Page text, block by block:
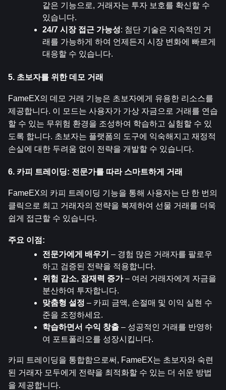
같은 기능으로, 거래자는 투자 보호를 확신할 수
있습니다.
24/7 시장 접근 가능성: 첨단 기술은 지속적인 거
래를 가능하게 하여 언제든지 시장 변화에 빠르게
대응할 수 있습니다.
5. 초보자를 위한 데모 거래
FameEX의 데모 거래 기능은 초보자에게 유용한 리소스를
제공합니다. 이 모드는 사용자가 가상 자금으로 거래를 연습
할 수 있는 무위험 환경을 조성하여 학습하고 실험할 수 있
도록 합니다. 초보자는 플랫폼의 도구에 익숙해지고 재정적
손실에 대한 두려움 없이 전략을 개발할 수 있습니다.
6. 카피 트레이딩: 전문가를 따라 스마트하게 거래
FameEX의 카피 트레이딩 기능을 통해 사용자는 단 한 번의
클릭으로 최고 거래자의 전략을 복제하여 선물 거래를 더욱
쉽게 접근할 수 있습니다.
주요 이점:
전문가에게 배우기 – 경험 많은 거래자를 팔로우
하고 검증된 전략을 적용합니다.
위험 감소, 잠재력 증가 – 여러 거래자에게 자금을
분산하여 투자합니다.
맞춤형 설정 – 카피 금액, 손절매 및 이익 실현 수
준을 조정하세요.
학습하면서 수익 창출 – 성공적인 거래를 반영하
여 포트폴리오를 성장시킵니다.
카피 트레이딩을 통합함으로써, FameEX는 초보자와 숙련
된 거래자 모두에게 전략을 최적화할 수 있는 더 쉬운 방법
을 제공합니다.